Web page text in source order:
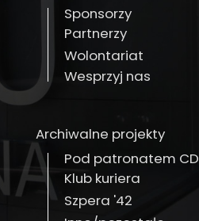
Sponsorzy
Partnerzy
Wolontariat
Wesprzyj nas
Archiwalne projekty
Pod patronatem CD
Klub kuriera
Szpera '42